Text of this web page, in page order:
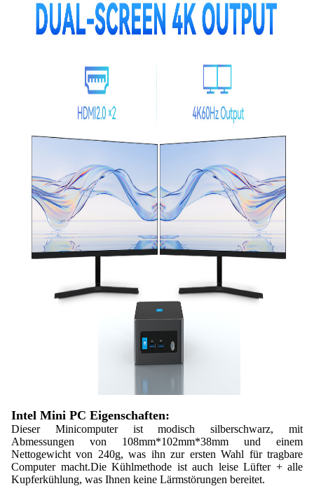
Intel Mini PC Eigenschaften:
Dieser Minicomputer ist modisch silberschwarz, mit
Abmessungen von 108mm*102mm*38mm und einem
Nettogewicht von 240g, was ihn zur ersten Wahl für tragbare
Computer macht.Die Kühlmethode ist auch leise Lüfter + alle
Kupferkühlung, was Ihnen keine Lärmstörungen bereitet.